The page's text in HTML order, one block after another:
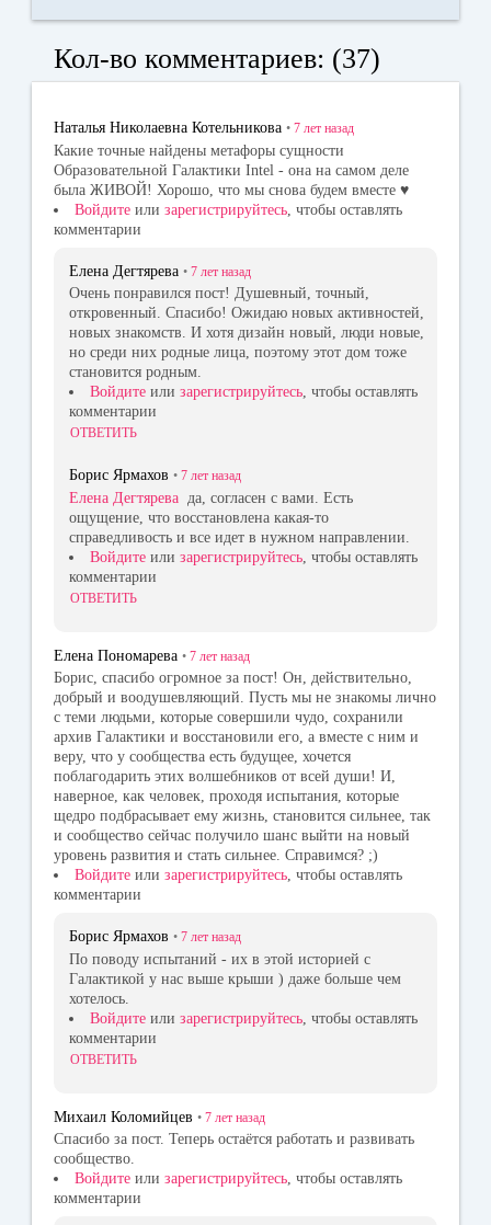
ce
bo
ok
K dn
ok
la
ki
wi
r
Кол-во комментариев: (37)
Наталья Николаевна Котельникова • 7 лет назад
Какие точные найдены метафоры сущности
Образовательной Галактики Intel - она на самом деле
была ЖИВОЙ! Хорошо, что мы снова будем вместе ♥
Войдите или зарегистрируйтесь , чтобы оставлять
комментарии
Елена Дегтярева • 7 лет назад
Очень понравился пост! Душевный, точный,
откровенный. Спасибо! Ожидаю новых активностей,
новых знакомств. И хотя дизайн новый, люди новые,
но среди них родные лица, поэтому этот дом тоже
становится родным.
Войдите или зарегистрируйтесь, чтобы оставлять
комментарии
ОТВЕТИТЬ
Борис Ярмахов • 7 лет назад
Елена Дегтярева да, согласен с вами. Есть
ощущение, что восстановлена какая-то
справедливость и все идет в нужном направлении.
Войдите или зарегистрируйтесь , чтобы оставлять
комментарии
ОТВЕТИТЬ
Елена Пономарева • 7 лет назад
Борис, спасибо огромное за пост! Он, действительно,
добрый и воодушевляющий. Пусть мы не знакомы лично
с теми людьми, которые совершили чудо, сохранили
архив Галактики и восстановили его, а вместе с ним и
веру, что у сообщества есть будущее, хочется
поблагодарить этих волшебников от всей души! И,
наверное, как человек, проходя испытания, которые
щедро подбрасывает ему жизнь, становится сильнее, так
и сообщество сейчас получило шанс выйти на новый
уровень развития и стать сильнее. Справимся? ;)
Войдите или зарегистрируйтесь, чтобы оставлять
комментарии
Борис Ярмахов • 7 лет назад
По поводу испытаний - их в этой историей с
Галактикой у нас выше крыши ) даже больше чем
хотелось.
Войдите или зарегистрируйтесь , чтобы оставлять
комментарии
ОТВЕТИТЬ
Михаил Коломийцев • 7 лет назад
Спасибо за пост. Теперь остаётся работать и развивать
сообщество.
Войдите или зарегистрируйтесь, чтобы оставлять
комментарии